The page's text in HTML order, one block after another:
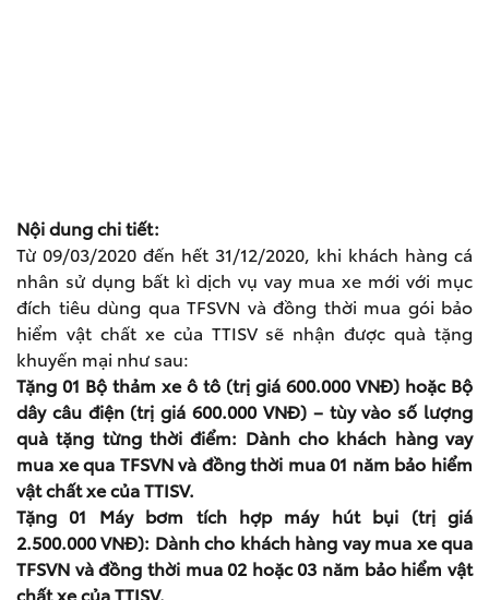
Nội dung chi tiết:
Từ 09/03/2020 đến hết 31/12/2020, khi khách hàng cá
nhân sử dụng bất kì dịch vụ vay mua xe mới với mục
đích tiêu dùng qua TFSVN và đồng thời mua gói bảo
hiểm vật chất xe của TTISV sẽ nhận được quà tặng
khuyến mại như sau:
Tặng 01 Bộ thảm xe ô tô (trị giá 600.000 VNĐ) hoặc Bộ
dây câu điện (trị giá 600.000 VNĐ) – tùy vào số lượng
quà tặng từng thời điểm: Dành cho khách hàng vay
mua xe qua TFSVN và đồng thời mua 01 năm bảo hiểm
vật chất xe của TTISV.
Tặng 01 Máy bơm tích hợp máy hút bụi (trị giá
2.500.000 VNĐ): Dành cho khách hàng vay mua xe qua
TFSVN và đồng thời mua 02 hoặc 03 năm bảo hiểm vật
chất xe của TTISV.